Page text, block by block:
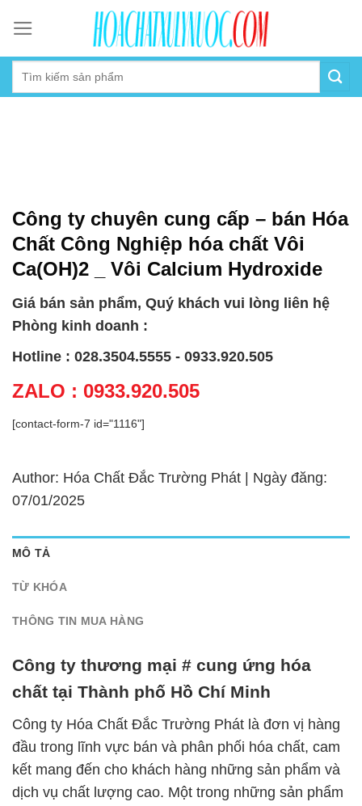
content
Công ty chuyên cung cấp – bán Hóa
Chất Công Nghiệp hóa chất Vôi
Ca(OH)2 _ Vôi Calcium Hydroxide
Giá bán sản phẩm, Quý khách vui lòng liên hệ
Phòng kinh doanh :
Hotline : 028.3504.5555 - 0933.920.505
ZALO : 0933.920.505
[contact-form-7 id="1116"]
Author: Hóa Chất Đắc Trường Phát | Ngày đăng:
07/01/2025
MÔ TẢ
TỪ KHÓA
THÔNG TIN MUA HÀNG
Công ty thương mại # cung ứng hóa
chất tại Thành phố Hồ Chí Minh
Công ty Hóa Chất Đắc Trường Phát là đơn vị hàng
đầu trong lĩnh vực bán và phân phối hóa chất, cam
kết mang đến cho khách hàng những sản phẩm và
dịch vụ chất lượng cao. Một trong những sản phẩm